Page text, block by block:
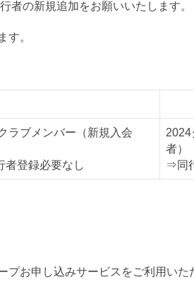
者の新規追加をお願いいたします。
す。
ラブメンバー（新規入会
者登録必要なし
2024
者）
⇒同
お申し込みサービスをご利用いた